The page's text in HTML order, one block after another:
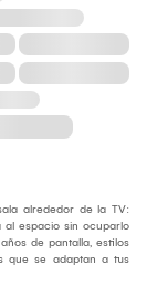
alrededor de la TV:
al espacio sin ocuparlo
de pantalla, estilos
que se adaptan a tus